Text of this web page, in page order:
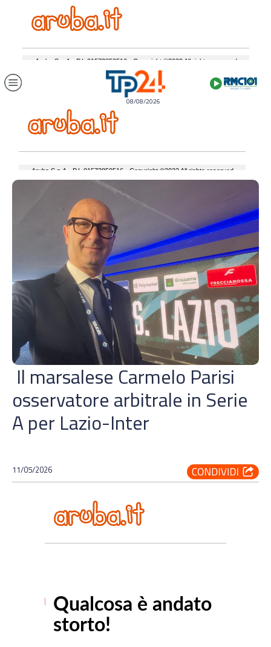
08/08/2026
Il marsalese Carmelo Parisi
osservatore arbitrale in Serie
A per Lazio-Inter
11/05/2026